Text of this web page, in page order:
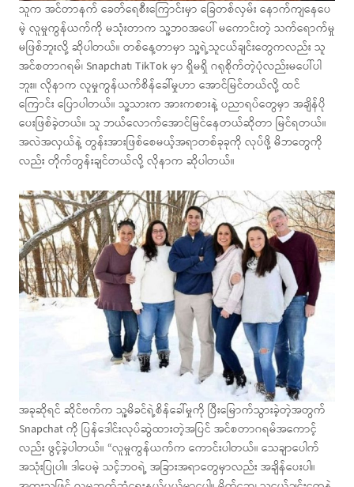
သူက အင်တာနက် ခေတ်ရေစီးကြောင်းမှာ ခြေတစ်လှမ်း နောက်ကျနေပေ
မဲ့ လူမှုကွန်ယက်ကို မသုံးတာက သူ့ဘဝအပေါ် မကောင်းတဲ့ သက်ရောက်မှု
မဖြစ်ဘူးလို့ ဆိုပါတယ်။ တစ်နေ့တာမှာ သူ့ရဲ့သူငယ်ချင်းတွေကလည်း သူ
အင်စတာဂရမ်၊ Snapchat၊ TikTok မှာ ရှိမရှိ ဂရုစိုက်တဲ့ပုံလည်းမပေါ်ပါ
ဘူး။ လိုနာက လူမှုကွန်ယက်စိန်ခေါ်မှုဟာ အောင်မြင်တယ်လို့ ထင်
ကြောင်း ပြောပါတယ်။ သူ့သားက အားကစားနဲ့ ပညာရပ်တွေမှာ အချိန်ပို
ပေးဖြစ်ခဲ့တယ်။ သူ ဘယ်လောက်အောင်မြင်နေတယ်ဆိုတာ မြင်ရတယ်။
အလဲအလှယ်နဲ့ တွန်းအားဖြစ်စေမယ့်အရာတစ်ခုခုကို လုပ်ဖို့ မိဘတွေကို
လည်း တိုက်တွန်းချင်တယ်လို့ လိုနာက ဆိုပါတယ်။
အခုဆိုရင် ဆိုင်ဗက်က သူ့မိခင်ရဲ့စိန်ခေါ်မှုကို ပြီးမြောက်သွားခဲ့တဲ့အတွက်
Snapchat ကို ပြန်ဒေါင်းလုပ်ဆွဲထားတဲ့အပြင် အင်စတာဂရမ်အကောင့်
လည်း ဖွင့်ခဲ့ပါတယ်။ “လူမှုကွန်ယက်က ကောင်းပါတယ်။ သေချာပေါက်
အသုံးပြုပါ။ ဒါပေမဲ့ သင့်ဘဝရဲ့ အခြားအရာတွေမှာလည်း အချိန်ပေးပါ။